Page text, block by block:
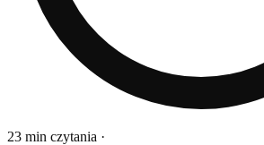
23 min czytania ·